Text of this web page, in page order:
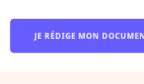
JE RÉDIGE MON